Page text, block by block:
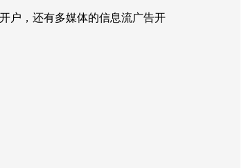
户，还有多媒体的信息流广告开